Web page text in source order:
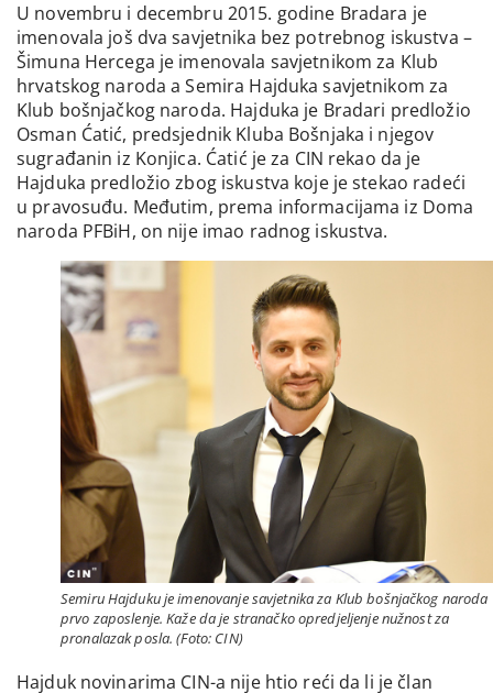
U novembru i decembru 2015. godine Bradara je
imenovala još dva savjetnika bez potrebnog iskustva –
Šimuna Hercega je imenovala savjetnikom za Klub
hrvatskog naroda a Semira Hajduka savjetnikom za
Klub bošnjačkog naroda. Hajduka je Bradari predložio
Osman Ćatić, predsjednik Kluba Bošnjaka i njegov
sugrađanin iz Konjica. Ćatić je za CIN rekao da je
Hajduka predložio zbog iskustva koje je stekao radeći
u pravosuđu. Međutim, prema informacijama iz Doma
naroda PFBiH, on nije imao radnog iskustva.
Semiru Hajduku je imenovanje savjetnika za Klub bošnjačkog naroda
prvo zaposlenje. Kaže da je stranačko opredjeljenje nužnost za
pronalazak posla. (Foto: CIN)
Hajduk novinarima CIN-a nije htio reći da li je član